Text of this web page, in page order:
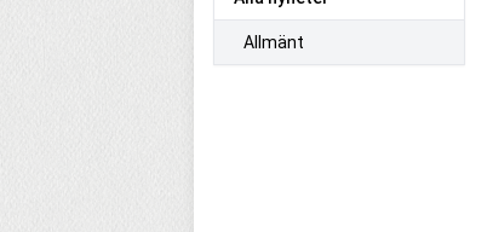
Allmänt